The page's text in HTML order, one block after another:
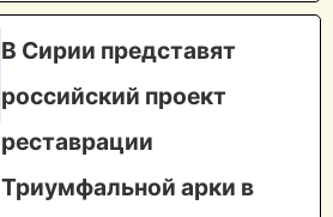
В Сирии представят
российский проект
реставрации
Триумфальной арки в